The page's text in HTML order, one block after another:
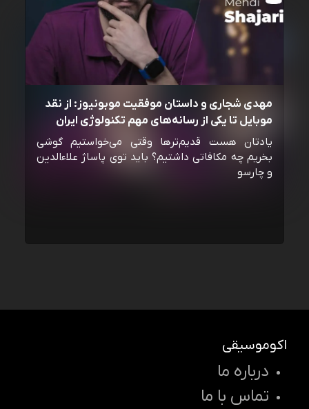
مهدی شجاری و داستان موفقیت موبونیوز: از نقد
موبایل تا یکی از رسانه‌‌های مهم تکنولوژی ایران
یادتان هست قدیم‌ترها وقتی می‌خواستیم گوشی
بخریم چه مکافاتی داشتیم؟ باید توی پاساژ علاءالدین
و چارسو
اکوموسیقی
درباره ما
تماس با ما